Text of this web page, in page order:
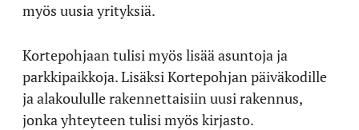
myös uusia yrityksiä.
Kortepohjaan tulisi myös lisää asuntoja ja
parkkipaikkoja. Lisäksi Kortepohjan päiväkodille
ja alakoululle rakennettaisiin uusi rakennus,
jonka yhteyteen tulisi myös kirjasto.